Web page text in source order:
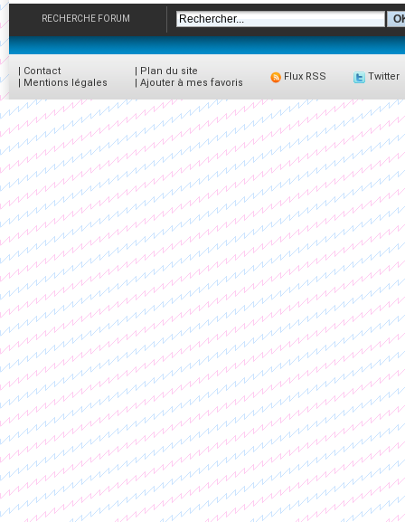
RECHERCHE FORUM
| Contact
| Mentions légales
| Plan du site
| Ajouter à mes favoris
Flux RSS Twitter